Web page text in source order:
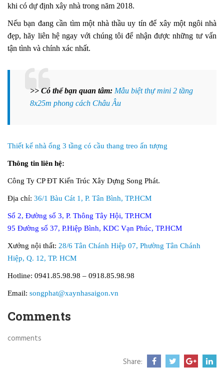
khi có dự định xây nhà trong năm 2018.
Nếu bạn đang cần tìm một nhà thầu uy tín để xây một ngôi nhà
đẹp, hãy liên hệ ngay với chúng tôi để nhận được những tư vấn
tận tình và chính xác nhất.
>> Có thể bạn quan tâm: Mẫu biệt thự mini 2 tầng
8x25m phong cách Châu Âu
Thiết kế nhà ống 3 tầng có cầu thang treo ấn tượng
Thông tin liên hệ:
Công Ty CP ĐT Kiến Trúc Xây Dựng Song Phát.
Địa chỉ: 36/1 Bàu Cát 1, P. Tân Bình, TP.HCM
Số 2, Đường số 3, P. Thông Tây Hội, TP.HCM
95 Đường số 37, P.Hiệp Bình, KDC Vạn Phúc, TP.HCM
Xưởng nội thất: 28/6 Tân Chánh Hiệp 07, Phường Tân Chánh
Hiệp, Q. 12, TP. HCM
Hotline: 0941.85.98.98 – 0918.85.98.98
Email: songphat@xaynhasaigon.vn
Comments
comments
Share: